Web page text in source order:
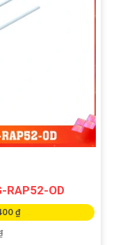
30m.
-
hình ảnh cao. -
hồng ngoại lên
WDR, cân bằng
với chất lượng
phù hợp với nhu
bạn. Bạn có thể
pháp an ninh
RAP52-OD
₫